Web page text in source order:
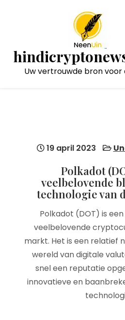
Uw vertrouwde bron
19 april 2023
Polkadot
veelbelovende
technologie van
Polkadot (DOT) is
veelbelovende
markt. Het is een relatief
wereld van digitale
snel een reputatie
innovatieve en